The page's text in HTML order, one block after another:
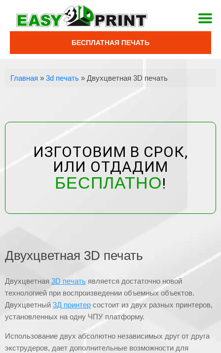
БЕСПЛАТНАЯ ПЕЧАТЬ
Главная »3d печать »Двухцветная 3D печать
ИЗГОТОВИМ В СРОК,
ИЛИ ОТДАДИМ
БЕСПЛАТНО!
Двухцветная 3D печать
Двухцветная 3D печать является достаточно новой
технологией при воспроизведении объемных объектов.
Двухцветный 3Д принтер состоит из двух разных принтеров,
установленных на одну ЧПУ платформу.
Использование двух абсолютно независимых друг от друга
экструдеров, дает дополнительные возможности для